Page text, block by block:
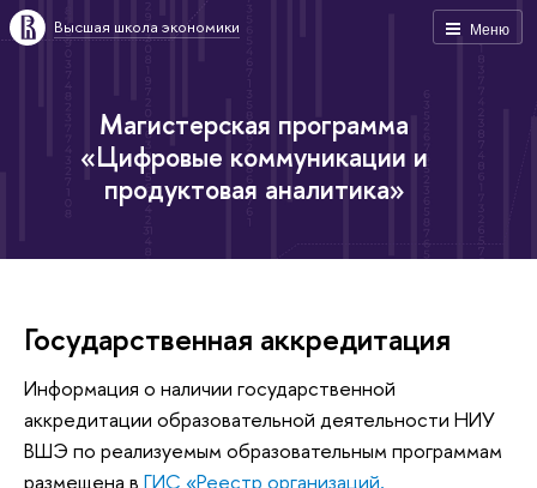
Меню
Высшая школа экономики
Магистерская программа
«Цифровые коммуникации и
продуктовая аналитика»
Государственная аккредитация
Информация о наличии государственной
аккредитации образовательной деятельности НИУ
ВШЭ по реализуемым образовательным программам
размещена в ГИС «Реестр организаций,